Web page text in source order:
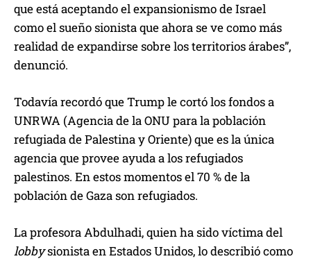
que está aceptando el expansionismo de Israel
como el sueño sionista que ahora se ve como más
realidad de expandirse sobre los territorios árabes”,
denunció.
Todavía recordó que Trump le cortó los fondos a
UNRWA (Agencia de la ONU para la población
refugiada de Palestina y Oriente) que es la única
agencia que provee ayuda a los refugiados
palestinos. En estos momentos el 70 % de la
población de Gaza son refugiados.
La profesora Abdulhadi, quien ha sido víctima del
lobbysionista en Estados Unidos, lo describió como